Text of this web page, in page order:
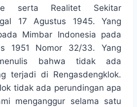
serta Realitet Sekitar
17 Agustus 1945. Yang
Mimbar Indonesia pada
1951 Nomor 32/33. Yang
bahwa tidak ada
terjadi di Rengasdengklok.
tidak ada perundingan apa
menganggur selama satu